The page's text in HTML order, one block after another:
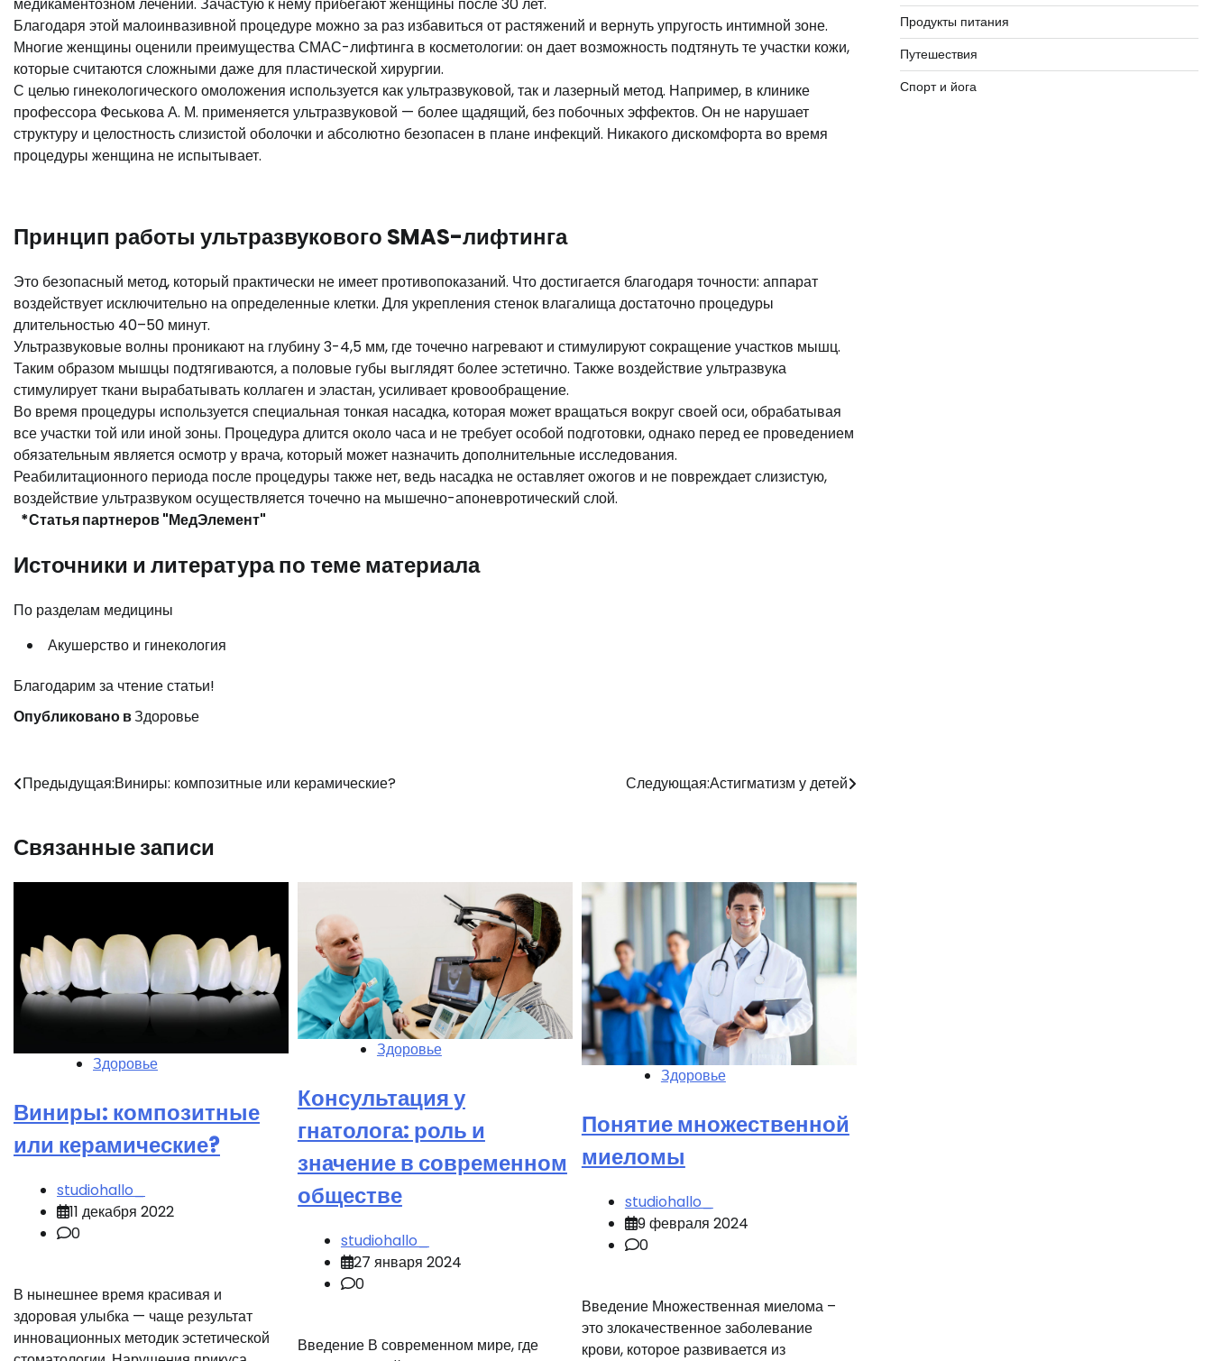
Благодаря этой малоинвазивной процедуре можно за раз избавиться от растяжений и вернуть упругость интимной зоне.
Многие женщины оценили преимущества СМАС-лифтинга в косметологии: он дает возможность подтянуть те участки кожи,
которые считаются сложными даже для пластической хирургии.
С целью гинекологического омоложения используется как ультразвуковой, так и лазерный метод. Например, в клинике
профессора Феськова А. М. применяется ультразвуковой — более щадящий, без побочных эффектов. Он не нарушает
структуру и целостность слизистой оболочки и абсолютно безопасен в плане инфекций. Никакого дискомфорта во время
процедуры женщина не испытывает.
Принцип работы ультразвукового SMAS-лифтинга
Это безопасный метод, который практически не имеет противопоказаний. Что достигается благодаря точности: аппарат
воздействует исключительно на определенные клетки. Для укрепления стенок влагалища достаточно процедуры
длительностью 40–50 минут.
Ультразвуковые волны проникают на глубину 3-4,5 мм, где точечно нагревают и стимулируют сокращение участков мышц.
Таким образом мышцы подтягиваются, а половые губы выглядят более эстетично. Также воздействие ультразвука
стимулирует ткани вырабатывать коллаген и эластан, усиливает кровообращение.
Во время процедуры используется специальная тонкая насадка, которая может вращаться вокруг своей оси, обрабатывая
все участки той или иной зоны. Процедура длится около часа и не требует особой подготовки, однако перед ее проведением
обязательным является осмотр у врача, который может назначить дополнительные исследования.
Реабилитационного периода после процедуры также нет, ведь насадка не оставляет ожогов и не повреждает слизистую,
воздействие ультразвуком осуществляется точечно на мышечно-апоневротический слой.
*Статья партнеров "МедЭлемент"
Источники и литература по теме материала
По разделам медицины
Акушерство и гинекология
Благодарим за чтение статьи!
Опубликовано вЗдоровье
Навигация
записям
Предыдущая:Виниры: композитные или керамические? Следующая:Астигматизм у детей
Связанные записи
Здоровье
Виниры: композитные
или керамические?
studiohallo_
11 декабря 2022
0
В нынешнее время красивая и
здоровая улыбка — чаще результат
инновационных методик эстетической
Здоровье
Консультация у
гнатолога: роль и
значение в современном
обществе
studiohallo_
27 января 2024
0
Введение В современном мире, где
Здоровье
Понятие множественной
миеломы
studiohallo_
9 февраля 2024
0
Введение Множественная миелома –
это злокачественное заболевание
крови, которое развивается из
Продукты питания
Путешествия
Спорт и йога